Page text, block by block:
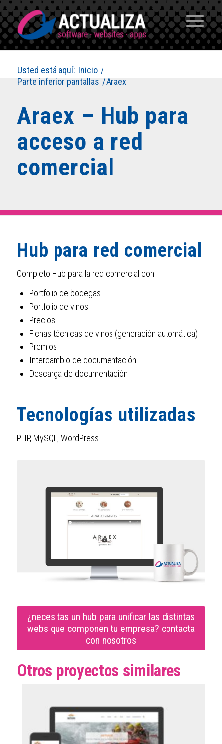
Usted está aquí: Inicio /
Parte inferior pantallas /Araex
Araex – Hub para
acceso a red
comercial
Hub para red comercial
Completo Hub para la red comercial con:
Portfolio de bodegas
Portfolio de vinos
Precios
Fichas técnicas de vinos (generación automática)
Premios
Intercambio de documentación
Descarga de documentación
Tecnologías utilizadas
PHP, MySQL, WordPress
¿necesitas un hub para unificar las distintas
webs que componen tu empresa? contacta
con nosotros
Otros proyectos similares